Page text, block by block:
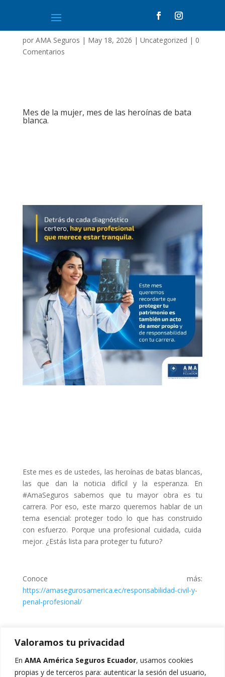
Valoramos tu privacidad
En AMA América Seguros Ecuador, usamos cookies
propias y de terceros para: autenticar la sesión del usuario,
por AMA Seguros | May 18, 2026 | Uncategorized | 0
Comentarios
Mes de la mujer, mes de las heroínas de bata
blanca.
Este mes es deustedes, las heroínas de batasblancas,
las que dan lanoticia difícil y la esperanza. En
#AmaSeguros sabemos que tu mayor obra estu
carrera. Por eso, este marzo queremos hablarde un
tema esencial:proteger todo lo que has construido
con esfuerzo. Porque una profesional cuidada, cuida
mejor. ¿Estás lista para proteger tu futuro?
Conoce más:
https://amasegurosamerica.ec/responsabilidad-civil-y-
penal-profesional/